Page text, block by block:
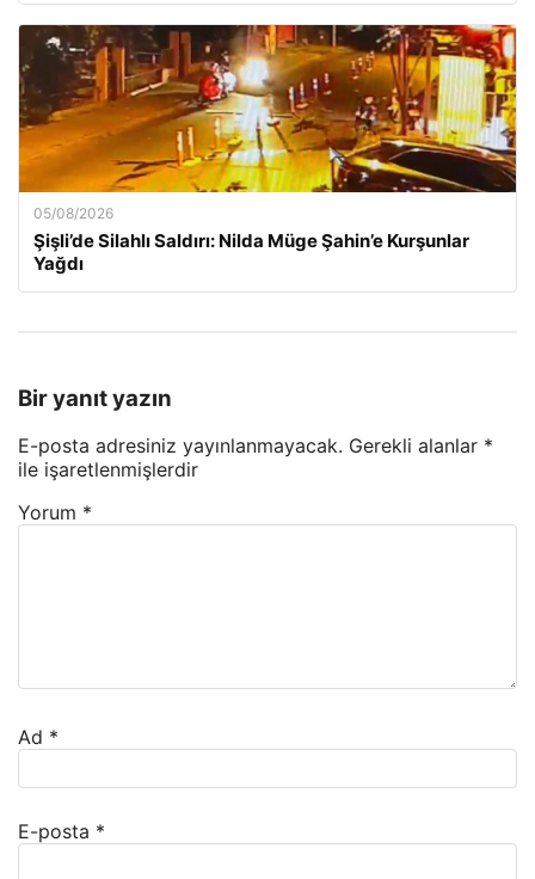
05/08/2026
Şişli’de Silahlı Saldırı: Nilda Müge Şahin’e Kurşunlar
Yağdı
Bir yanıt yazın
E-posta adresiniz yayınlanmayacak. Gerekli alanlar *
ile işaretlenmişlerdir
Yorum *
Ad *
E-posta *